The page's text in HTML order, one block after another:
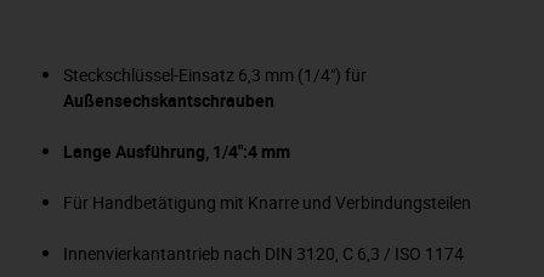
Steckschlüssel-Einsatz 6,3 mm (1/4") für
Außensechskantschrauben
Lange Ausführung, 1/4":4 mm
Für Handbetätigung mit Knarre und Verbindungsteilen
Innenvierkantantrieb nach DIN 3120, C 6,3 / ISO 1174